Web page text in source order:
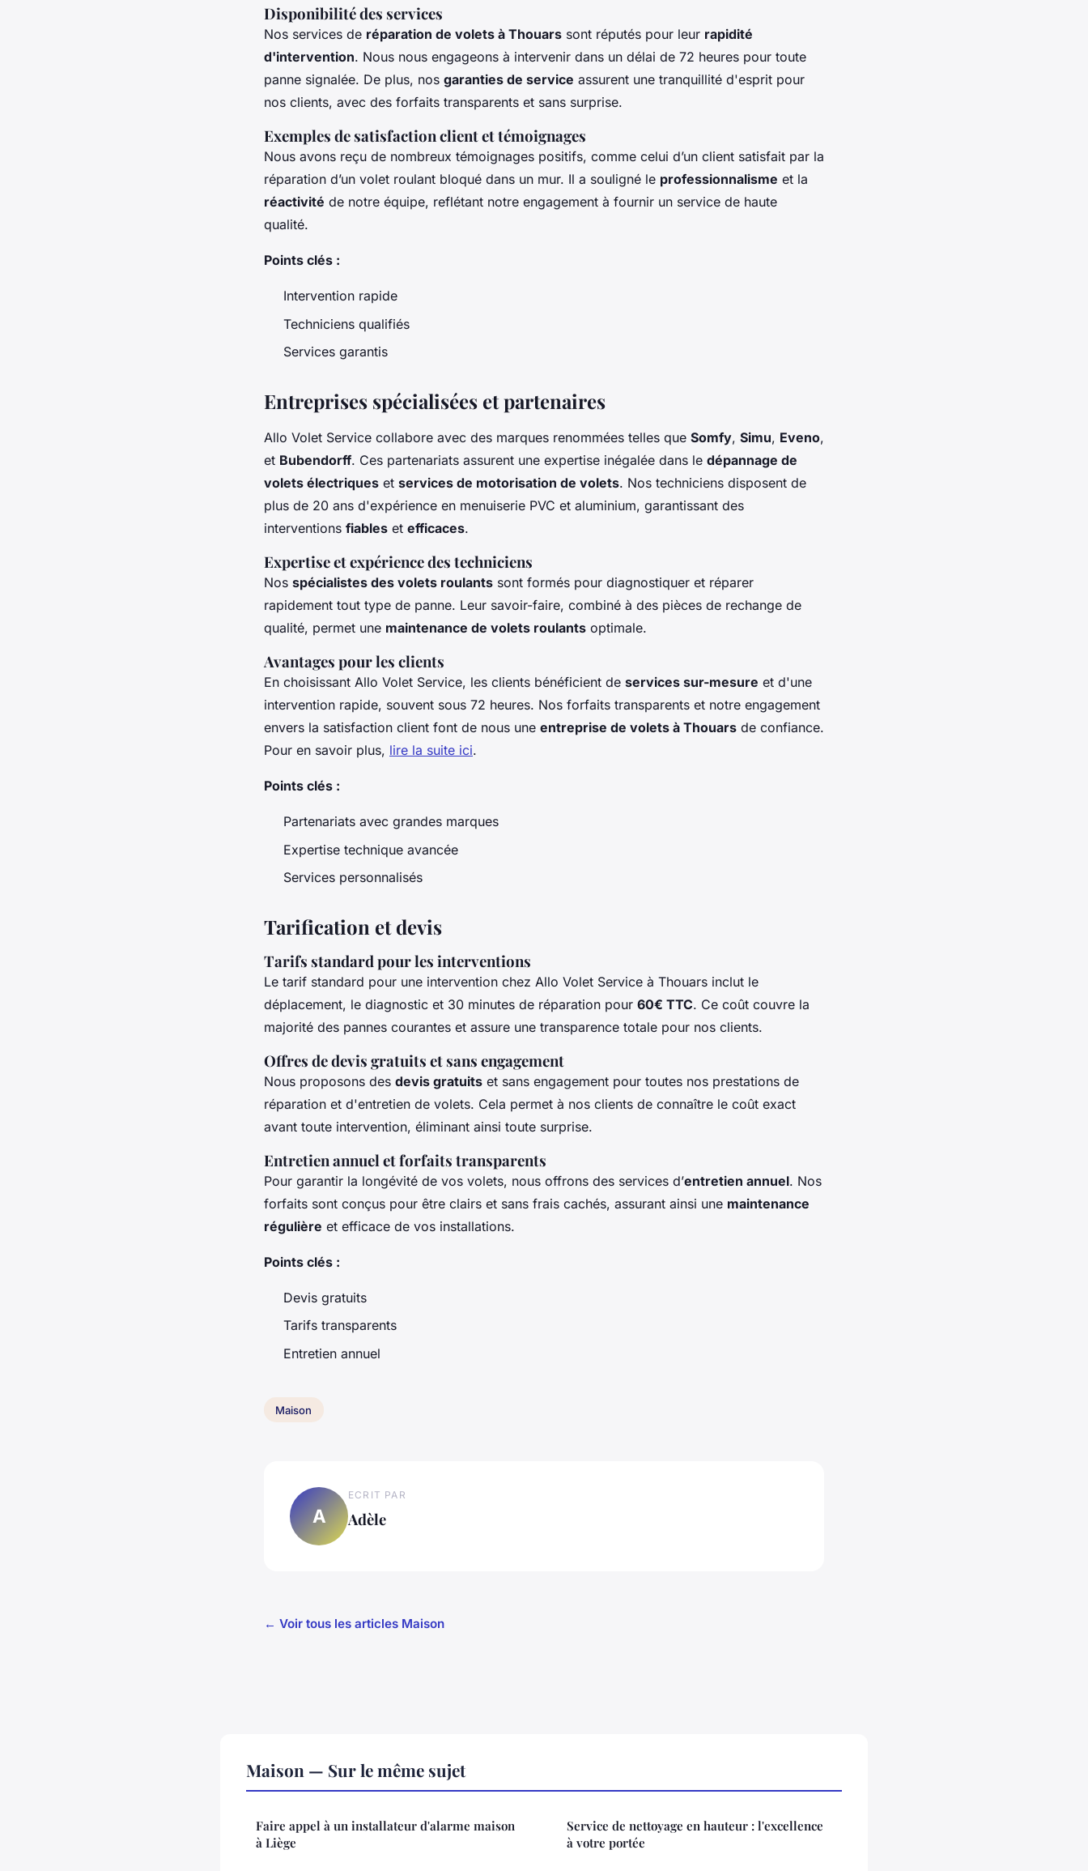
Disponibilité des services
Nos services de réparation de volets à Thouars sont réputés pour leur rapidité
d'intervention. Nous nous engageons à intervenir dans un délai de 72 heures pour toute
panne signalée. De plus, nos garanties de service assurent une tranquillité d'esprit pour
nos clients, avec des forfaits transparents et sans surprise.
Exemples de satisfaction client et témoignages
Nous avons reçu de nombreux témoignages positifs, comme celui d’un client satisfait par la
réparation d’un volet roulant bloqué dans un mur. Il a souligné le professionnalisme et la
réactivité de notre équipe, reflétant notre engagement à fournir un service de haute
qualité.
Points clés :
Intervention rapide
Techniciens qualifiés
Services garantis
Entreprises spécialisées et partenaires
Allo Volet Service collabore avec des marques renommées telles que Somfy, Simu, Eveno,
et Bubendorff. Ces partenariats assurent une expertise inégalée dans le dépannage de
volets électriques et services de motorisation de volets. Nos techniciens disposent de
plus de 20 ans d'expérience en menuiserie PVC et aluminium, garantissant des
interventions fiables et efficaces.
Expertise et expérience des techniciens
Nos spécialistes des volets roulants sont formés pour diagnostiquer et réparer
rapidement tout type de panne. Leur savoir-faire, combiné à des pièces de rechange de
qualité, permet une maintenance de volets roulants optimale.
Avantages pour les clients
En choisissant Allo Volet Service, les clients bénéficient de services sur-mesure et d'une
intervention rapide, souvent sous 72 heures. Nos forfaits transparents et notre engagement
envers la satisfaction client font de nous une entreprise de volets à Thouars de confiance.
Pour en savoir plus, lire la suite ici.
Points clés :
Partenariats avec grandes marques
Expertise technique avancée
Services personnalisés
Tarification et devis
Tarifs standard pour les interventions
Le tarif standard pour une intervention chez Allo Volet Service à Thouars inclut le
déplacement, le diagnostic et 30 minutes de réparation pour 60€ TTC. Ce coût couvre la
majorité des pannes courantes et assure une transparence totale pour nos clients.
Offres de devis gratuits et sans engagement
Nous proposons des devis gratuits et sans engagement pour toutes nos prestations de
réparation et d'entretien de volets. Cela permet à nos clients de connaître le coût exact
avant toute intervention, éliminant ainsi toute surprise.
Entretien annuel et forfaits transparents
Pour garantir la longévité de vos volets, nous offrons des services d’entretien annuel. Nos
forfaits sont conçus pour être clairs et sans frais cachés, assurant ainsi une maintenance
régulière et efficace de vos installations.
Points clés :
Devis gratuits
Tarifs transparents
Entretien annuel
Maison
A
ECRIT PAR
Adèle
← Voir tous les articles Maison
Maison — Sur le même sujet
Faire appel à un installateur d'alarme maison
à Liège
Service de nettoyage en hauteur : l'excellence
à votre portée